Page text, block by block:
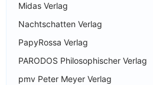
Midas Verlag
Nachtschatten Verlag
PapyRossa Verlag
PARODOS Philosophischer Verlag
pmv Peter Meyer Verlag